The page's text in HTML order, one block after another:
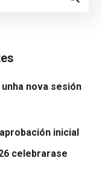
nova sesión
inicial
celebrarase